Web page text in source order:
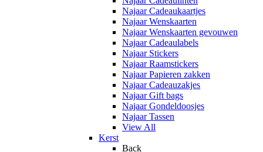
Najaar Cadeaukaartjes
Najaar Wenskaarten
Najaar Wenskaarten gevouwen
Najaar Cadeaulabels
Najaar Stickers
Najaar Raamstickers
Najaar Papieren zakken
Najaar Cadeauzakjes
Najaar Gift bags
Najaar Gondeldoosjes
Najaar Tassen
View All
Kerst
Back